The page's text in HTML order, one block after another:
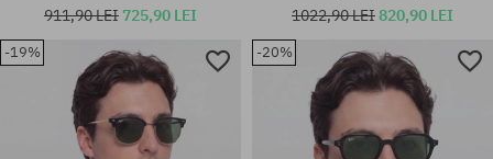
Mărimi existente:
Mărimi existente:
911,90 LEI 725,90 LEI 1022,90 LEI820,90 LEI
-19% -20%